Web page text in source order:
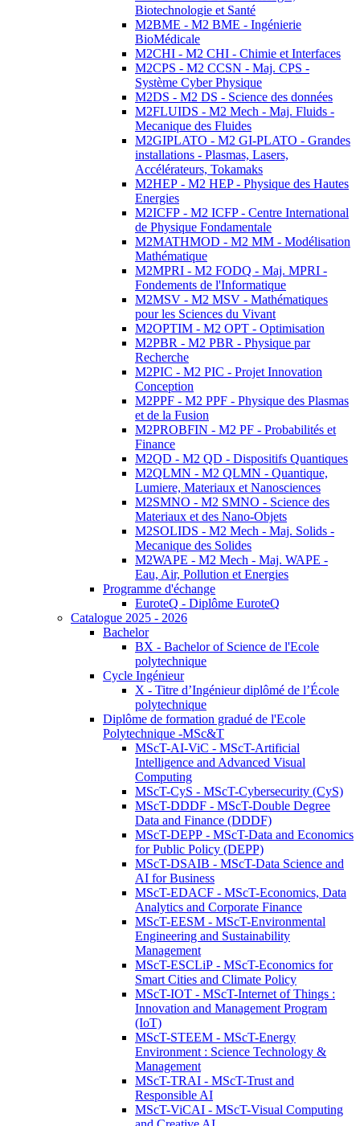
Biotechnologie et Santé
M2BME - M2 BME - Ingénierie
BioMédicale
M2CHI - M2 CHI - Chimie et Interfaces
M2CPS - M2 CCSN - Maj. CPS -
Système Cyber Physique
M2DS - M2 DS - Science des données
M2FLUIDS - M2 Mech - Maj. Fluids -
Mecanique des Fluides
M2GIPLATO - M2 GI-PLATO - Grandes
installations - Plasmas, Lasers,
Accélérateurs, Tokamaks
M2HEP - M2 HEP - Physique des Hautes
Energies
M2ICFP - M2 ICFP - Centre International
de Physique Fondamentale
M2MATHMOD - M2 MM - Modélisation
Mathématique
M2MPRI - M2 FODQ - Maj. MPRI -
Fondements de l'Informatique
M2MSV - M2 MSV - Mathématiques
pour les Sciences du Vivant
M2OPTIM - M2 OPT - Optimisation
M2PBR - M2 PBR - Physique par
Recherche
M2PIC - M2 PIC - Projet Innovation
Conception
M2PPF - M2 PPF - Physique des Plasmas
et de la Fusion
M2PROBFIN - M2 PF - Probabilités et
Finance
M2QD - M2 QD - Dispositifs Quantiques
M2QLMN - M2 QLMN - Quantique,
Lumiere, Materiaux et Nanosciences
M2SMNO - M2 SMNO - Science des
Materiaux et des Nano-Objets
M2SOLIDS - M2 Mech - Maj. Solids -
Mecanique des Solides
M2WAPE - M2 Mech - Maj. WAPE -
Eau, Air, Pollution et Energies
Programme d'échange
EuroteQ - Diplôme EuroteQ
Catalogue 2025 - 2026
Bachelor
BX - Bachelor of Science de l'Ecole
polytechnique
Cycle Ingénieur
X - Titre d’Ingénieur diplômé de l’École
polytechnique
Diplôme de formation gradué de l'Ecole
Polytechnique -MSc&T
MScT-AI-ViC - MScT-Artificial
Intelligence and Advanced Visual
Computing
MScT-CyS - MScT-Cybersecurity (CyS)
MScT-DDDF - MScT-Double Degree
Data and Finance (DDDF)
MScT-DEPP - MScT-Data and Economics
for Public Policy (DEPP)
MScT-DSAIB - MScT-Data Science and
AI for Business
MScT-EDACF - MScT-Economics, Data
Analytics and Corporate Finance
MScT-EESM - MScT-Environmental
Engineering and Sustainability
Management
MScT-ESCLiP - MScT-Economics for
Smart Cities and Climate Policy
MScT-IOT - MScT-Internet of Things :
Innovation and Management Program
(IoT)
MScT-STEEM - MScT-Energy
Environment : Science Technology &
Management
MScT-TRAI - MScT-Trust and
Responsible AI
MScT-ViCAI - MScT-Visual Computing